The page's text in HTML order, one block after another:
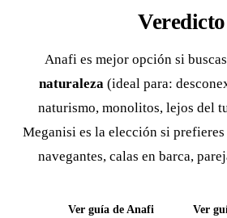
Veredicto
Anafi es mejor opción si
naturaleza (ideal para:
naturismo, monolitos, lejos del
Meganisi es la elección si prefieres
navegantes, calas en barca,
Ver guía de Anafi Ver